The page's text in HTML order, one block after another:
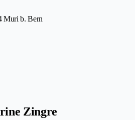
Muri b. Bern
Zingre